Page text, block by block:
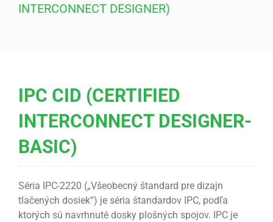
INTERCONNECT DESIGNER)
IPC CID (CERTIFIED
INTERCONNECT DESIGNER-
BASIC)
Séria IPC-2220 („Všeobecný štandard pre dizajn
tlačených dosiek“) je séria štandardov IPC, podľa
ktorých sú navrhnuté dosky plošných spojov. IPC je